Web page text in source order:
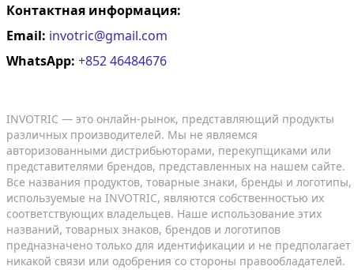
Контактная информация:
Email: invotric@gmail.com
WhatsApp: +852 46484676
INVOTRIC — это онлайн-рынок, представляющий продукты
различных производителей. Мы не являемся
авторизованными дистрибьюторами, перекупщиками или
представителями брендов, представленных на нашем сайте.
Все названия продуктов, товарные знаки, бренды и логотипы,
используемые на INVOTRIC, являются собственностью их
соответствующих владельцев. Наше использование этих
названий, товарных знаков, брендов и логотипов
предназначено только для идентификации и не предполагает
никакой связи или одобрения со стороны правообладателей.